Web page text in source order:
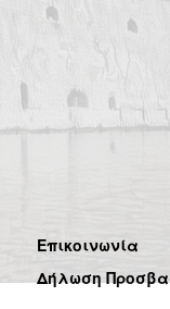
Επικοινωνία
Δήλωση